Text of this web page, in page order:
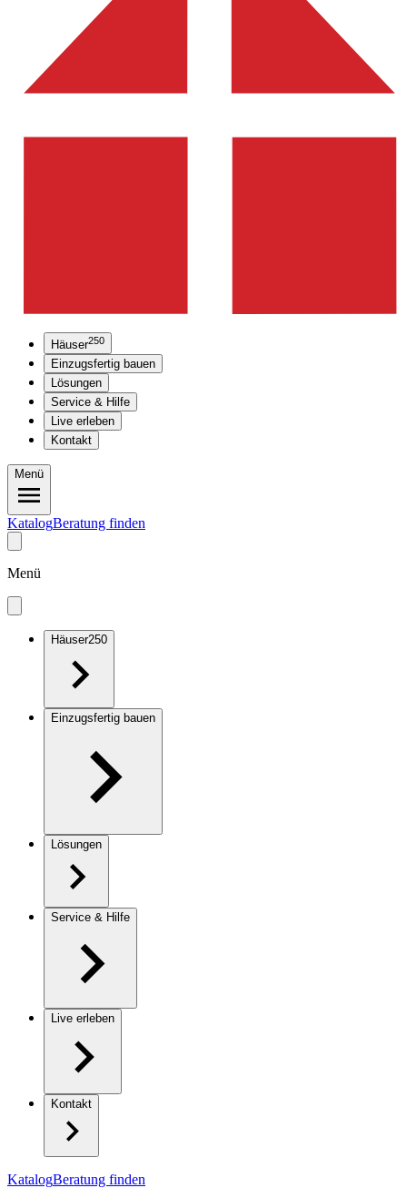
Häuser250
Einzugsfertig bauen
Lösungen
Service & Hilfe
Live erleben
Kontakt
Menü
KatalogBeratung finden
Menü
Häuser250
Einzugsfertig bauen
Lösungen
Service & Hilfe
Live erleben
Kontakt
KatalogBeratung finden